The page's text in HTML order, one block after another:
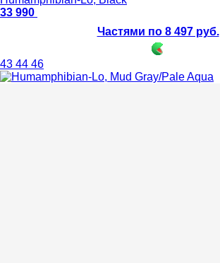
33 990
Частями по 8 497 руб.
43 44 46